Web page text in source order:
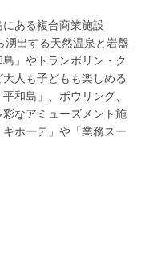
ある複合商業施設
湧出する天然温泉と岩盤
」やトランポリン・ク
人も子どもも楽しめる
和島」、ボウリング、
なアミューズメント施
ホーテ」や「業務スー